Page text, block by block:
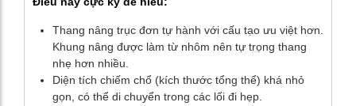
Thang nâng trục đơn tự hành với cấu tạo ưu việt hơn.
Khung nâng được làm từ nhôm nên tự trọng thang
nhẹ hơn nhiều.
Diện tích chiếm chổ (kích thước tổng thể) khá nhỏ
gọn, có thể di chuyển trong các lối đi hẹp.